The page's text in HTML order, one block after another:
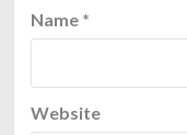
Name *
Website